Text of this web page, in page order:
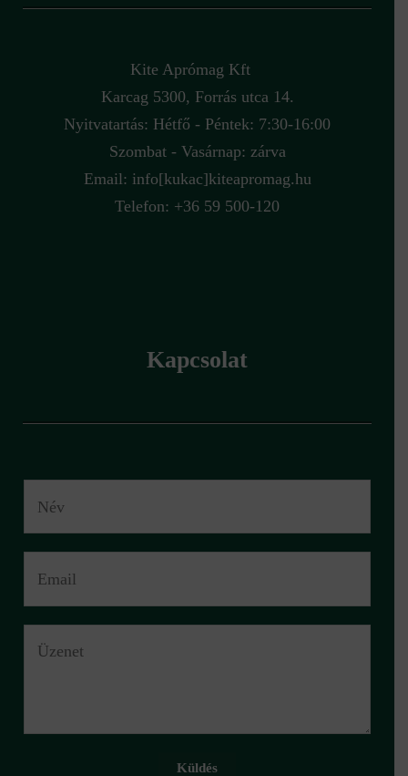
Kite Aprómag Kft
Karcag 5300, Forrás utca 14.
Nyitvatartás: Hétfő - Péntek: 7:30-16:00
Szombat - Vasárnap: zárva
Email: info[kukac]kiteapromag.hu
Telefon: +36 59 500-120
Kapcsolat
Küldés